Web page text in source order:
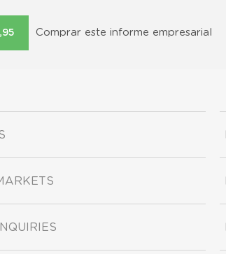
Comprar este informe empresarial